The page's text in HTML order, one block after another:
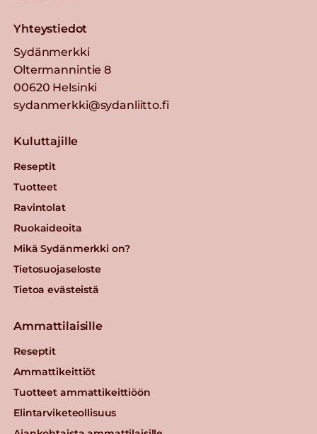
Yhteystiedot
Sydänmerkki
Oltermannintie 8
00620 Helsinki
sydanmerkki@sydanliitto.fi
Kuluttajille
Reseptit
Tuotteet
Ravintolat
Ruokaideoita
Mikä Sydänmerkki on?
Tietosuojaseloste
Tietoa evästeistä
Ammattilaisille
Reseptit
Ammattikeittiöt
Tuotteet ammattikeittiöön
Elintarviketeollisuus